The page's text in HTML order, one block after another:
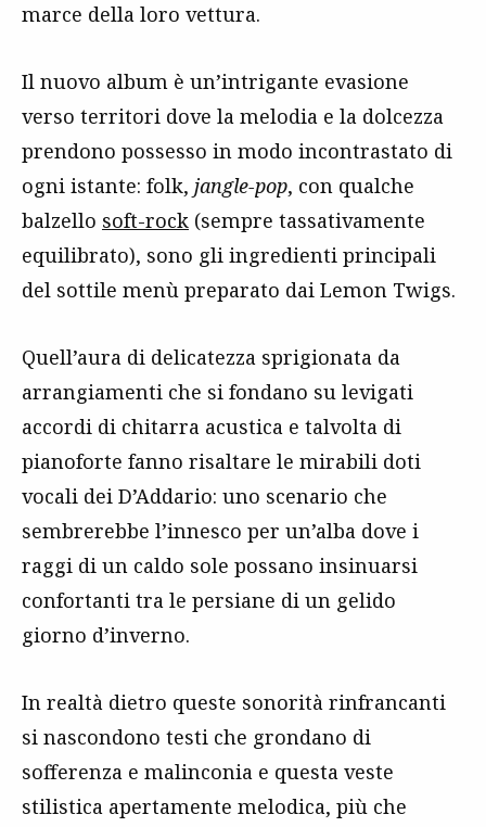
marce della loro vettura.
Il nuovo album è un’intrigante evasione
verso territori dove la melodia e la dolcezza
prendono possesso in modo incontrastato di
ogni istante: folk, jangle-pop, con qualche
balzello soft-rock (sempre tassativamente
equilibrato), sono gli ingredienti principali
del sottile menù preparato dai Lemon Twigs.
Quell’aura di delicatezza sprigionata da
arrangiamenti che si fondano su levigati
accordi di chitarra acustica e talvolta di
pianoforte fanno risaltare le mirabili doti
vocali dei D’Addario: uno scenario che
sembrerebbe l’innesco per un’alba dove i
raggi di un caldo sole possano insinuarsi
confortanti tra le persiane di un gelido
giorno d’inverno.
In realtà dietro queste sonorità rinfrancanti
si nascondono testi che grondano di
sofferenza e malinconia e questa veste
stilistica apertamente melodica, più che